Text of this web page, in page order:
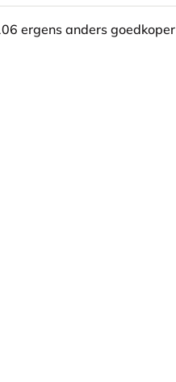
ergens anders goedkoper